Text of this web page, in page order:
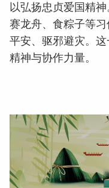
以弘扬忠贞爱国精
赛龙舟、食粽子等
平安、驱邪避灾。
精神与协作力量。